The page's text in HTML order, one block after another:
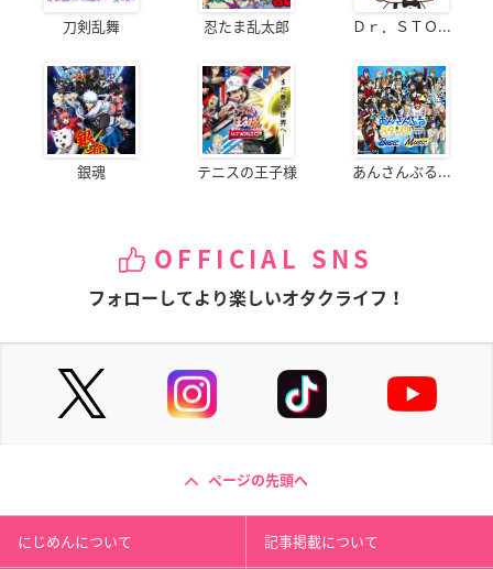
刀剣乱舞 忍たま乱太郎 Ｄｒ．ＳＴＯ...
銀魂 テニスの王子様 あんさんぶる...
OFFICIAL SNS
フォローしてより楽しいオタクライフ！
ページの先頭へ
にじめんについて 記事掲載について